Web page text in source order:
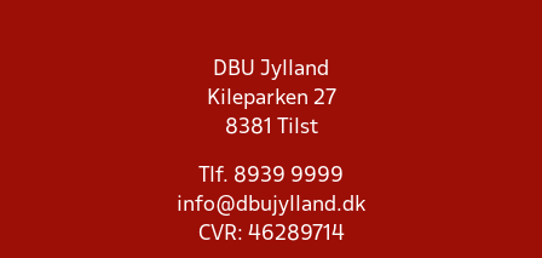
DBU Jylland
Kileparken 27
8381 Tilst
Tlf. 8939 9999
info@dbujylland.dk
CVR: 46289714